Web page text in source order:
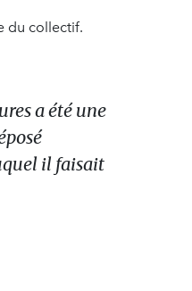
du collectif.
a été une
il faisait